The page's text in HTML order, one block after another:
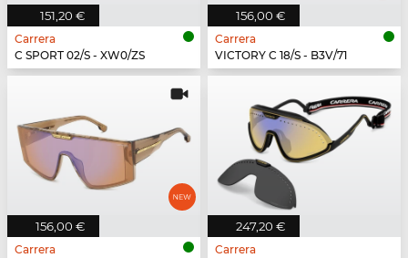
151,20 €
Carrera
C SPORT 02/S - XW0/ZS
156,00 €
Carrera
VICTORY C 18/S - B3V/71
156,00 €
Carrera
247,20 €
Carrera